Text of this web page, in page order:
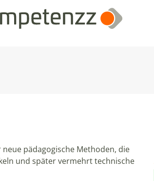
pädagogische Methoden, die
und später vermehrt technische